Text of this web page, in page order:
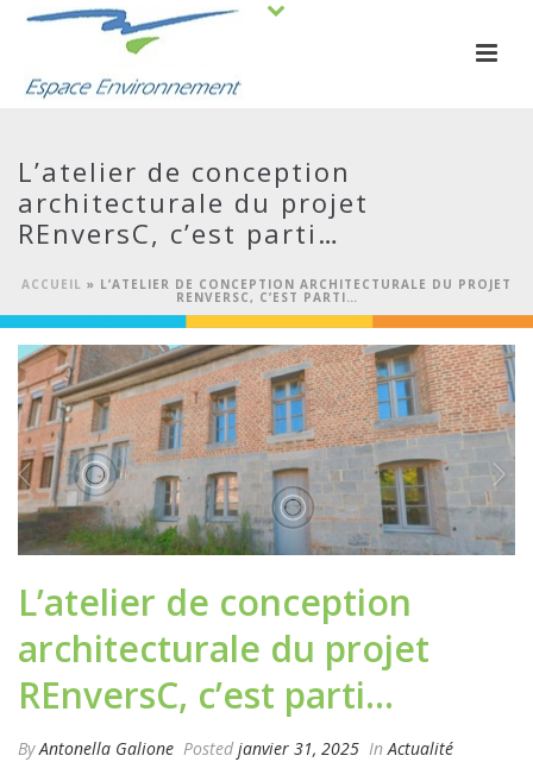
L’atelier de conception
architecturale du projet
REnversC, c’est parti…
ACCUEIL » L’ATELIER DE CONCEPTION ARCHITECTURALE DU PROJET
RENVERSC, C’EST PARTI…
L’atelier de conception
architecturale du projet
REnversC, c’est parti…
ByAntonella Galione Posted janvier 31, 2025 InActualité